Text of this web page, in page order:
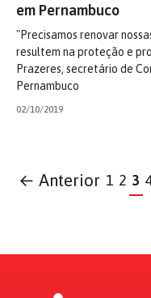
em Pernambuco
"Precisamos renovar
resultem na proteção e
Prazeres, secretário de
Pernambuco
02/10/2019
← Anterior 1 2 3